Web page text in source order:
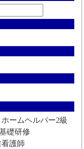
ホームヘルパー2級
礎研修
護師